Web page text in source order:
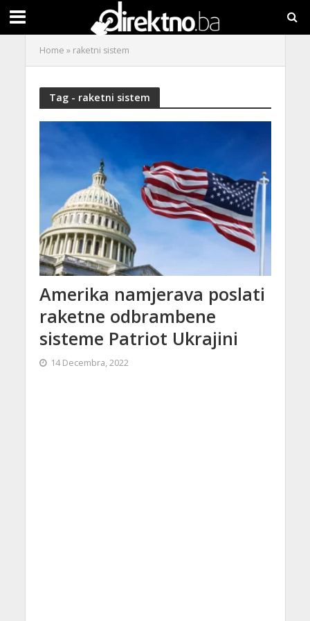
Home » raketni sistem
Tag - raketni sistem
Amerika namjerava poslati
raketne odbrambene
sisteme Patriot Ukrajini
14 Decembra, 2022